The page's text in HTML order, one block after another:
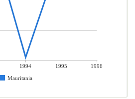
1994 1995
1996
Mauritania